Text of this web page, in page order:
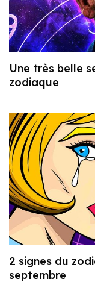
Une très belle
zodiaque
2 signes du
septembre